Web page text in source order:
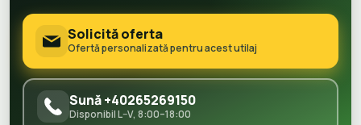
Solicită oferta
Ofertă personalizată pentru acest utilaj
Sună +40265269150
Disponibil L–V, 8:00–18:00